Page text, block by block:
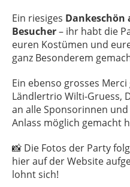
Ein riesiges Dankeschön
Besucher– ihr habt die
euren Kostümen und
ganz Besonderem
Ein ebenso grosses
Ländlertrio Wilti-Gruess,
an alle Sponsorinnen
Anlass möglich gemacht
📸 Die Fotos der Party
hier auf der Website
lohnt sich!